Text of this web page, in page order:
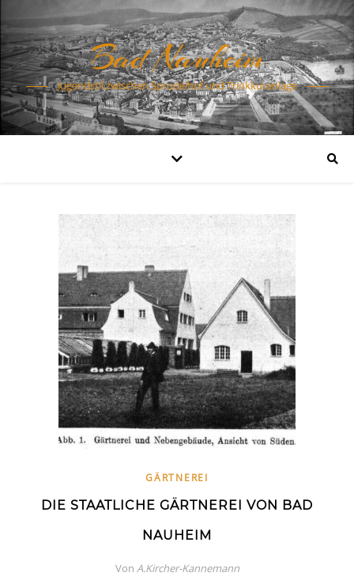
Bad Nauheim
Jugendstil zwischen Sprudelhof und Trinkkuranlage
GÄRTNEREI
DIE STAATLICHE GÄRTNEREI VON BAD
NAUHEIM
Von A.Kircher-Kannemann